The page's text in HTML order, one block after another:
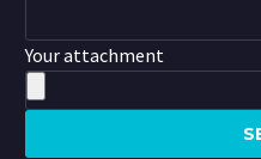
Your attachment